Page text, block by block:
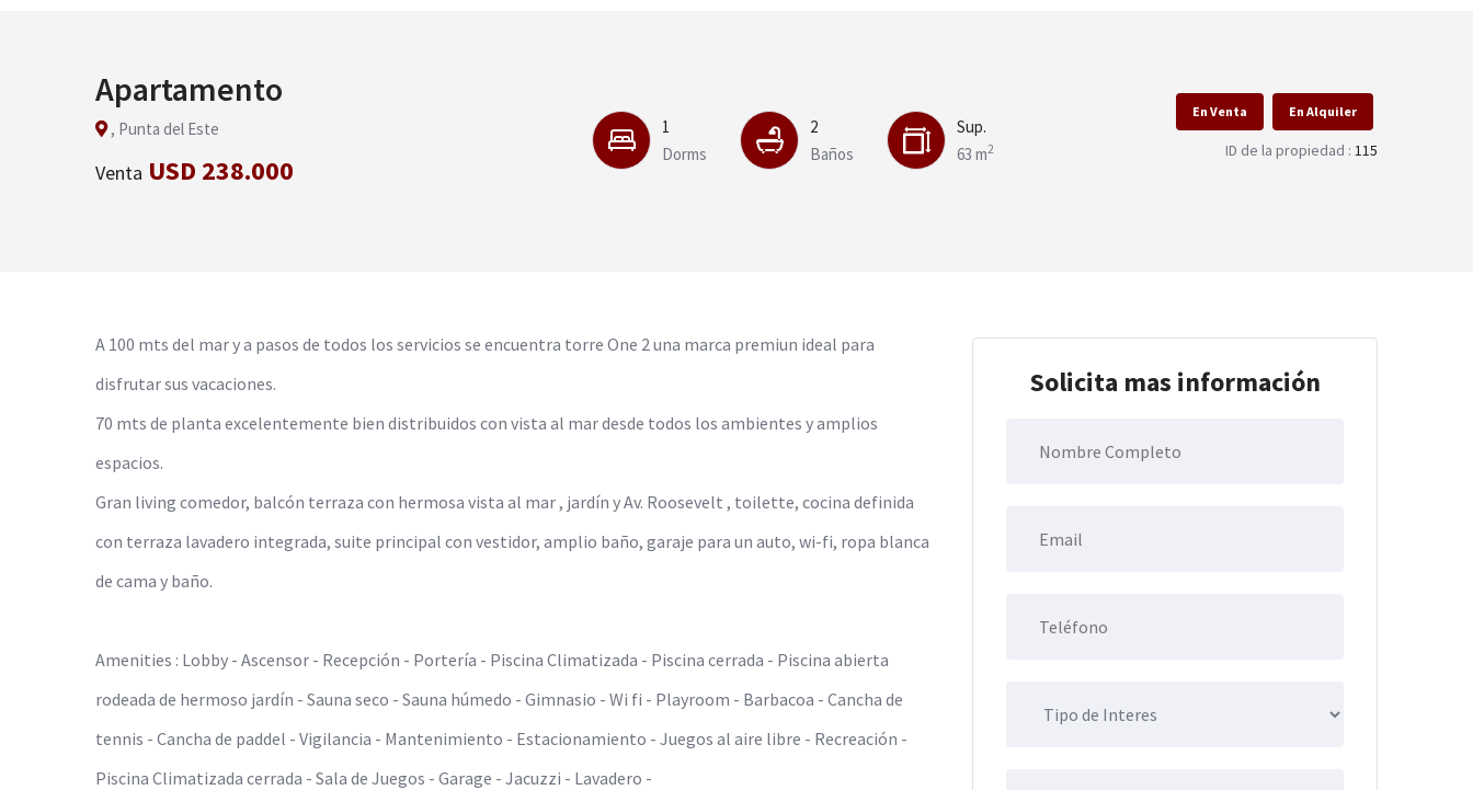
Apartamento
, Punta del Este
Venta USD 238.000
1
Dorms
2
Baños
Sup.
63 m2
En Venta En Alquiler
ID de la propiedad : 115
A 100 mts del mar y a pasos de todos los servicios se encuentra torre One 2 una marca premiun ideal para
disfrutar sus vacaciones.
70 mts de planta excelentemente bien distribuidos con vista al mar desde todos los ambientes y amplios
espacios.
Gran living comedor, balcón terraza con hermosa vista al mar , jardín y Av. Roosevelt , toilette, cocina definida
con terraza lavadero integrada, suite principal con vestidor, amplio baño, garaje para un auto, wi-fi, ropa blanca
de cama y baño.
Amenities : Lobby - Ascensor - Recepción - Portería - Piscina Climatizada - Piscina cerrada - Piscina abierta
rodeada de hermoso jardín - Sauna seco - Sauna húmedo - Gimnasio - Wi fi - Playroom - Barbacoa - Cancha de
tennis - Cancha de paddel - Vigilancia - Mantenimiento - Estacionamiento - Juegos al aire libre - Recreación -
Piscina Climatizada cerrada - Sala de Juegos - Garage - Jacuzzi - Lavadero -
Solicita mas información